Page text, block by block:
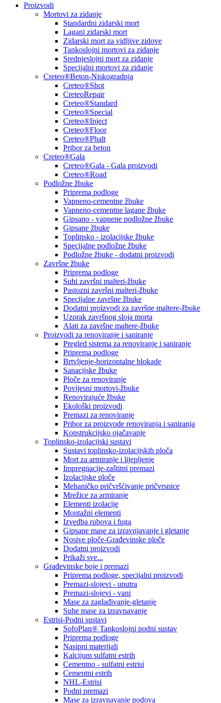
Proizvodi
Mortovi za zidanje
Standardni zidarski mort
Lagani zidarski mort
Zidarski mort za vidljive zidove
Tankoslojni mortovi za zidanje
Srednjeslojni mort za zidanje
Specijalni mortovi za zidanje
Creteo®Beton-Niskogradnja
Creteo®Shot
CreteoRepair
Creteo®Standard
Creteo®Special
Creteo®Inject
Creteo®Floor
Creteo®Phalt
Pribor za beton
Creteo®Gala
Creteo®Gala - Gala proizvodi
Creteo®Road
Podložne žbuke
Priprema podloge
Vapneno-cementne žbuke
Vapneno-cementne lagane žbuke
Gipsano - vapnene podložne žbuke
Gipsane žbuke
Toplinsko - izolacijske žbuke
Specijalne podložne žbuke
Podložne žbuke - dodatni proizvodi
Završne žbuke
Priprema podloge
Suhi završni malteri-žbuke
Pastozni završni malteri-žbuke
Specijalne završne žbuke
Dodatni proizvodi za završne maltere-žbuke
Uzorak završnog sloja morta
Alati za završne maltere-žbuke
Proizvodi za renoviranje i saniranje
Pregled sistema za renoviranje i saniranje
Priprema podloge
Brtvljenje-horizontalne blokade
Sanacijske žbuke
Ploče za renoviranje
Povijesni mortovi-žbuke
Renovirajuće žbuke
Ekološki proizvodi
Premazi za renoviranje
Pribor za proizvode renoviranja i saniranja
Konstrukcijsko ojačavanje
Toplinsko-izolacijski sustavi
Sustavi toplinsko-izolacijskih ploča
Mort za armiranje i lijepljenje
Impregnacije-zaštitni premazi
Izolacijske ploče
Mehaničko pričvršćivanje pričvrsnice
Mrežice za armiranje
Elementi izolacije
Montažni elementi
Izvedba rubova i fuga
Gipsane mase za izravnjavanje i gletanje
Nosive ploče-Građevinske ploče
Dodatni proizvodi
Prikaži sve...
Građevinske boje i premazi
Priprema podloge, specijalni proizvodi
Premazi-slojevi - unutra
Premazi-slojevi - vani
Mase za zaglađivanje-gletanje
Suhe mase za izravnavanje
Estrisi-Podni sustavi
SofoPlan® Tankoslojni podni sustav
Priprema podloge
Nasipni materijali
Kalcijum sulfatni estrih
Cementno - sulfatni estrisi
Cementni estrih
NHL-Estrisi
Podni premazi
Mase za izravnavanje podova